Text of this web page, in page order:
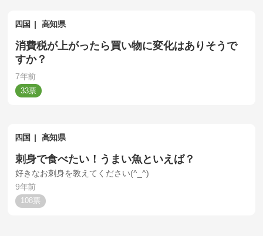
四国 高知県
消費税が上がったら買い物に変化はありそうで
すか？
7年前
33
四国 高知県
刺身で食べたい！うまい魚といえば？
好きなお刺身を教えてください(^_^)
9年前
108